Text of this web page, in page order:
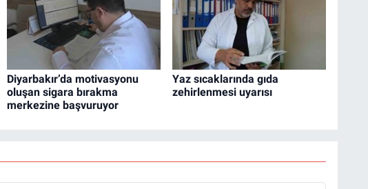
Diyarbakır’da motivasyonu
oluşan sigara bırakma
merkezine başvuruyor
Yaz sıcaklarında gıda
zehirlenmesi uyarısı